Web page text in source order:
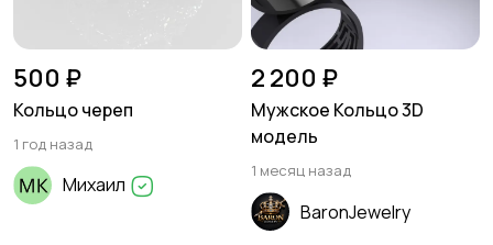
500 ₽
Кольцо череп
1 год назад
Михаил
2 200 ₽
Мужское Кольцо 3D
модель
1 месяц назад
BaronJewelry